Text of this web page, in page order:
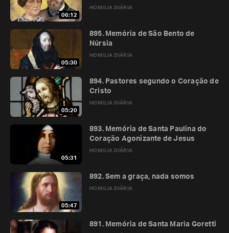
06:12
HOMILIA DIÁRIA
05:30
HOMILIA DIÁRIA
895. Memória de São Bento de
Núrsia
05:20
HOMILIA DIÁRIA
894. Pastores segundo o Coração de
Cristo
05:31
HOMILIA DIÁRIA
893. Memória de Santa Paulina do
Coração Agonizante de Jesus
05:47
HOMILIA DIÁRIA
892. Sem a graça, nada somos
891. Memória de Santa Maria Goretti